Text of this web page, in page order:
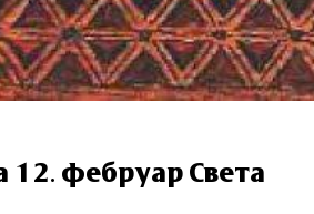
12. фебруар Света